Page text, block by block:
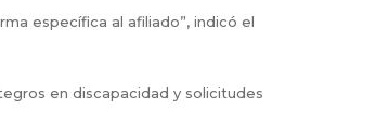
específica al afiliado”, indicó el
en discapacidad y solicitudes